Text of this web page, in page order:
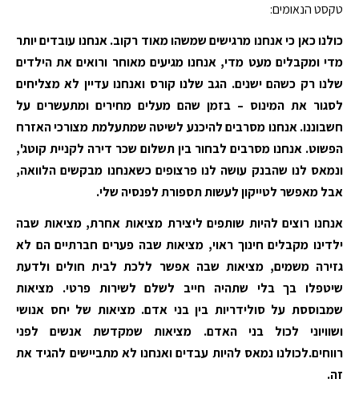
טקסט הנאומים:
כולנו כאן כי אנחנו מרגישים שמשהו מאוד רקוב. אנחנו עובדים יותר
מדי ומקבלים מעט מדי, אנחנו מגיעים מאוחר ורואים את הילדים
שלנו רק כשהם ישנים. הגב שלנו קורס ואנחנו עדיין לא מצליחים
לסגור את המינוס – בזמן שהם מעלים מחירים ומתעשרים על
חשבוננו. אנחנו מסרבים להיכנע לשיטה שמתעלמת מצורכי האזרח
הפשוט. אנחנו מסרבים לבחור בין תשלום שכר דירה לקניית קוטג',
ונמאס לנו שהבנק עושה לנו פרצופים כשאנחנו מבקשים הלוואה,
אבל מאפשר לטייקון לעשות תספורת לפנסיה שלי.
אנחנו רוצים להיות שותפים ליצירת מציאות אחרת, מציאות שבה
ילדינו מקבלים חינוך ראוי, מציאות שבה פערים חברתיים הם לא
גזירה משמים, מציאות שבה אפשר ללכת לבית חולים ולדעת
שיטפלו בך בלי שתהיה חייב לשלם לשירות פרטי. מציאות
שמבוססת על סולידריות בין בני אדם. מציאות של יחס אנושי
ושוויוני לכול בני האדם. מציאות שמקדשת אנשים לפני
רווחים.לכולנו נמאס להיות עבדים ואנחנו לא מתביישים להגיד את
זה.